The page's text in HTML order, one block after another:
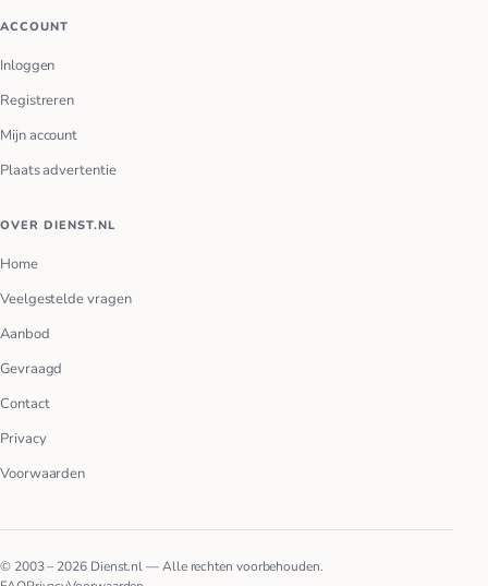
ACCOUNT
Inloggen
Registreren
Mijn account
Plaats advertentie
OVER DIENST.NL
Home
Veelgestelde vragen
Aanbod
Gevraagd
Contact
Privacy
Voorwaarden
© 2003 – 2026 Dienst.nl — Alle rechten voorbehouden.